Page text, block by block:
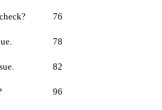
76
78
82
96